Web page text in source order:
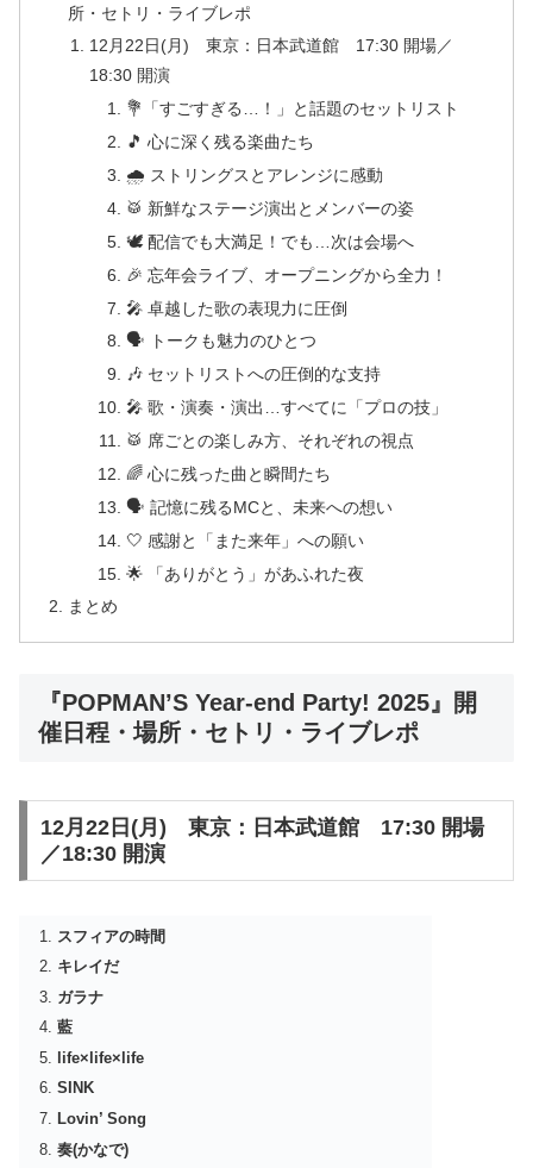
所・セトリ・ライブレポ
12月22日(月) 東京：日本武道館 17:30 開場／
18:30 開演
💐「すごすぎる…！」と話題のセットリスト
🎵 心に深く残る楽曲たち
🌧 ストリングスとアレンジに感動
🥁 新鮮なステージ演出とメンバーの姿
🕊 配信でも大満足！でも…次は会場へ
🎉 忘年会ライブ、オープニングから全力！
🎤 卓越した歌の表現力に圧倒
🗣 トークも魅力のひとつ
🎶 セットリストへの圧倒的な支持
🎤 歌・演奏・演出…すべてに「プロの技」
🥁 席ごとの楽しみ方、それぞれの視点
🌈 心に残った曲と瞬間たち
🗣 記憶に残るMCと、未来への想い
🤍 感謝と「また来年」への願い
🌟 「ありがとう」があふれた夜
まとめ
『POPMAN’S Year-end Party! 2025』開
催日程・場所・セトリ・ライブレポ
12月22日(月) 東京：日本武道館 17:30 開場
／18:30 開演
スフィアの時間
キレイだ
ガラナ
藍
life×life×life
SINK
Lovin’ Song
奏(かなで)